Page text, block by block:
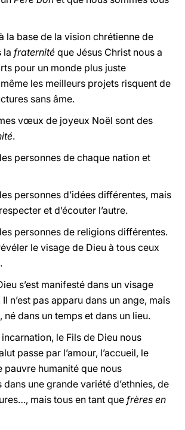
la base de la vision chrétienne de
la fraternité que Jésus Christ nous a
pour un monde plus juste
même les meilleurs projets risquent de
sans âme.
vœux de joyeux Noël sont des
.
personnes de chaque nation et
personnes d’idées différentes, mais
et d’écouter l’autre.
personnes de religions différentes.
le visage de Dieu à tous ceux
s’est manifesté dans un visage
n’est pas apparu dans un ange, mais
né dans un temps et dans un lieu.
le Fils de Dieu nous
passe par l’amour, l’accueil, le
pauvre humanité que nous
une grande variété d’ethnies, de
mais tous en tant que frères en